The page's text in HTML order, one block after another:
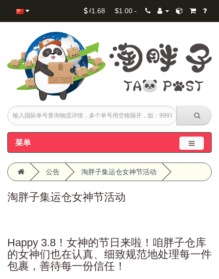
RM1.00 - ¥1.68 $1.00 - ¥5.30 ¥1.00 - ¥1.00
菜单
公告 淘胖子集运仓女神节活动
淘胖子集运仓女神节活动
Happy 3.8！女神的节日来啦！咱胖子仓库
的女神们也在认真、细致规范地处理每一件
包裹，善待每一份信任！